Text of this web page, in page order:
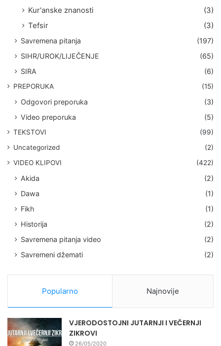
Kur'anske znanosti
(3)
Tefsir
(3)
Savremena pitanja
(197)
SIHR/UROK/LIJEČENJE
(65)
SIRA
(6)
PREPORUKA (15)
Odgovori preporuka
(3)
Video preporuka
(5)
TEKSTOVI
(99)
Uncategorized
(2)
VIDEO KLIPOVI
(422)
Akida
(2)
Dawa
(1)
Fikh
(1)
Historija
(2)
Savremena pitanja video
(2)
Savremeni džemati
(2)
Popularno Najnovije
VJERODOSTOJNI JUTARNJI I VEČERNJI
ZIKROVI
26/05/2020